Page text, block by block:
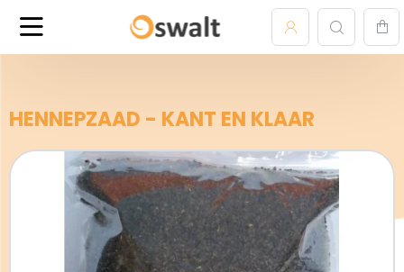
HENNEPZAAD - KANT EN KLAAR